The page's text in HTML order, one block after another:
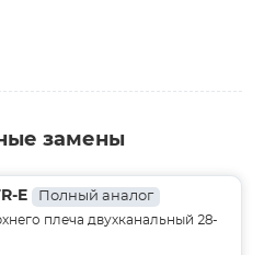
замены
E Полный аналог
плеча двухканальный 28-